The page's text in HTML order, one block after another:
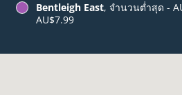
Bentleigh East, จำนวนต่ำสุด -
AU$7.99